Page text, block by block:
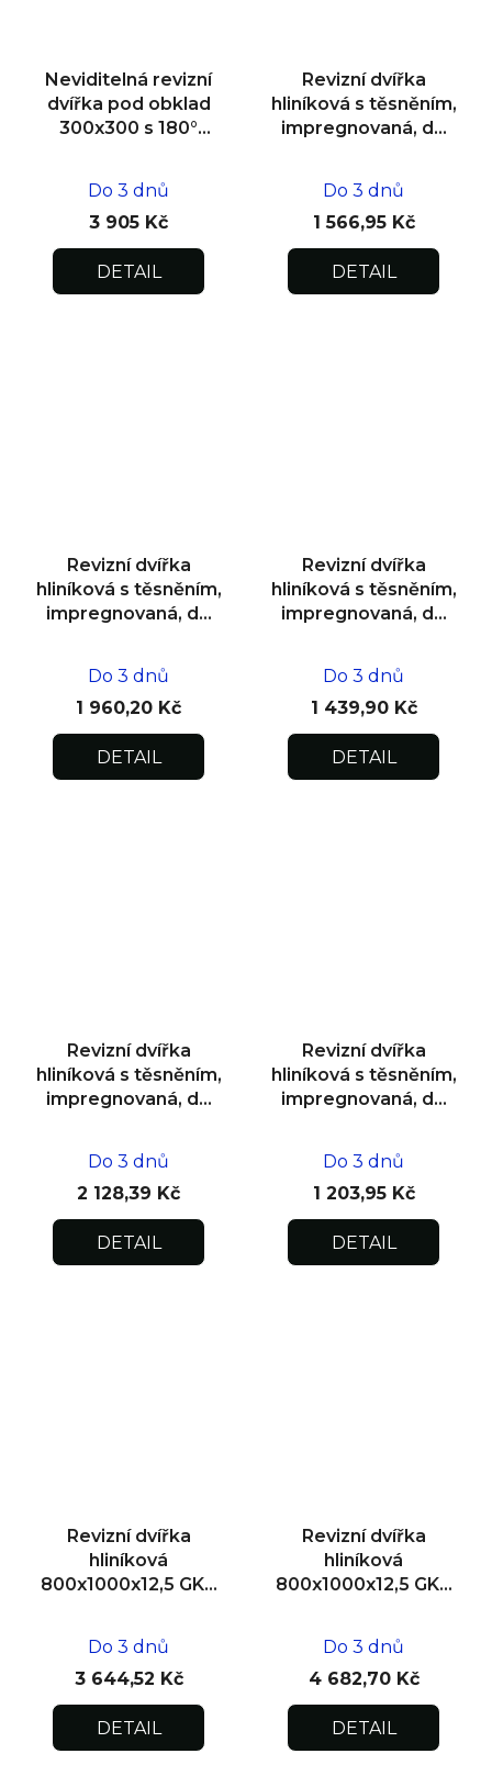
Neviditelná revizní
dvířka pod obklad
300x300 s 180°
Do 3 dnů
3 905 Kč
DETAIL
Revizní dvířka
hliníková s těsněním,
impregnovaná, do
Do 3 dnů
1 566,95 Kč
DETAIL
Revizní dvířka
hliníková s těsněním,
impregnovaná, do
Do 3 dnů
1 960,20 Kč
DETAIL
Revizní dvířka
hliníková s těsněním,
impregnovaná, do
Do 3 dnů
1 439,90 Kč
DETAIL
Revizní dvířka
hliníková s těsněním,
impregnovaná, do
Do 3 dnů
2 128,39 Kč
DETAIL
Revizní dvířka
hliníková s těsněním,
impregnovaná, do
Do 3 dnů
1 203,95 Kč
DETAIL
Revizní dvířka
hliníková
800x1000x12,5 GKB
Do 3 dnů
3 644,52 Kč
DETAIL
Revizní dvířka
hliníková
800x1000x12,5 GKB
Do 3 dnů
4 682,70 Kč
DETAIL